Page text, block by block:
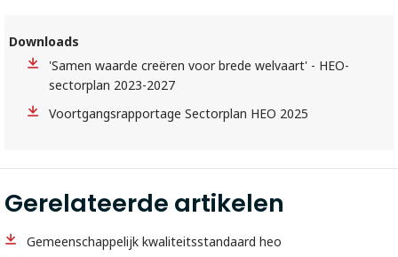
Downloads
'Samen waarde creëren voor brede welvaart' - HEO-
sectorplan 2023-2027
Voortgangsrapportage Sectorplan HEO 2025
Gerelateerde artikelen
Gemeenschappelijk kwaliteitsstandaard heo